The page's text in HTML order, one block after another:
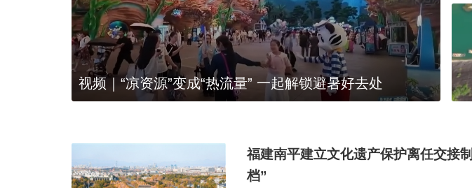
视频｜“凉资源”变成“热流量” 一起解锁避暑好去处
福建南平建立文化遗产保护离任交接
档”